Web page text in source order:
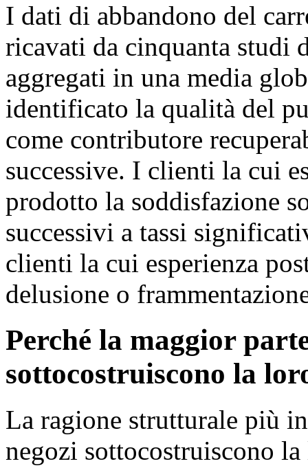
I dati di abbandono del
ricavati da cinquanta studi
aggregati in una media
identificato la qualità del
come contributore
successive. I clienti la cui
prodotto la soddisfazione
successivi a tassi
clienti la cui esperienza
delusione o
Perché la maggior
sottocostruiscono la
La ragione strutturale più
negozi sottocostruiscono